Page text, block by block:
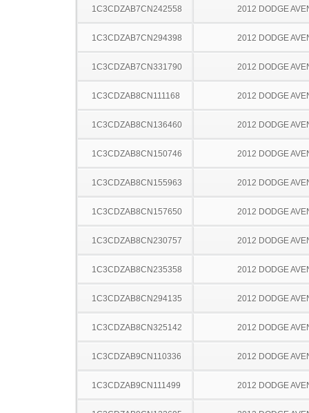
1C3CDZAB7CN242558 2012 DODGE
1C3CDZAB7CN294398 2012 DODGE
1C3CDZAB7CN331790 2012 DODGE
1C3CDZAB8CN111168 2012 DODGE
1C3CDZAB8CN136460 2012 DODGE
1C3CDZAB8CN150746 2012 DODGE
1C3CDZAB8CN155963 2012 DODGE
1C3CDZAB8CN157650 2012 DODGE
1C3CDZAB8CN230757 2012 DODGE
1C3CDZAB8CN235358 2012 DODGE
1C3CDZAB8CN294135 2012 DODGE
1C3CDZAB8CN325142 2012 DODGE
1C3CDZAB9CN110336 2012 DODGE
1C3CDZAB9CN111499 2012 DODGE